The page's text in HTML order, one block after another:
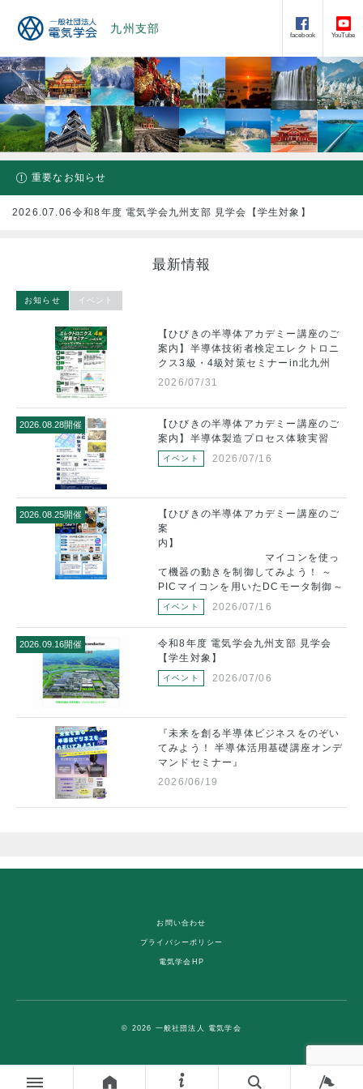
九州支部
facebook YouTube
重要なお知らせ
2026.07.06 令和8年度 電気学会九州支部 見学会【学生対象】
最新情報
お知らせ イベント
【ひびきの半導体アカデミー講座のご
案内】半導体技術者検定エレクトロニ
クス3級・4級対策セミナーin北九州
2026/07/31
2026.08.28開催
【ひびきの半導体アカデミー講座のご
案内】半導体製造プロセス体験実習
イベント 2026/07/16
2026.08.25開催
【ひびきの半導体アカデミー講座のご
案
内】
マイコンを使っ
て機器の動きを制御してみよう！ ～
PICマイコンを用いたDCモータ制御～
イベント 2026/07/16
2026.09.16開催
令和8年度 電気学会九州支部 見学会
【学生対象】
イベント 2026/07/06
『未来を創る半導体ビジネスをのぞい
てみよう！ 半導体活用基礎講座オンデ
マンドセミナー』
2026/06/19
お問い合わせ
プライバシーポリシー
電気学会HP
© 2026 一般社団法人 電気学会